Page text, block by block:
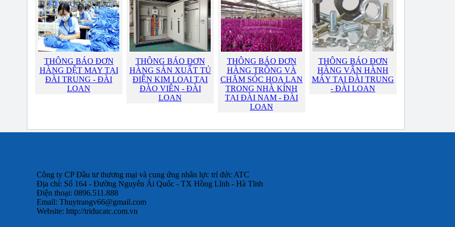
THÔNG BÁO ĐƠN
HÀNG DỆT MAY TẠI
ĐÀI TRUNG - ĐÀI
LOAN
THÔNG BÁO ĐƠN
HÀNG SẢN XUẤT TỦ
ĐIỆN KIM LOẠI TẠI
ĐÀO VIÊN - ĐÀI
LOAN
THÔNG BÁO ĐƠN
HÀNG TRỒNG VÀ
CHĂM SÓC HOA LAN
TRONG NHÀ KÍNH
TẠI ĐÀI NAM - ĐÀI
LOAN
THÔNG BÁO ĐƠN
HÀNG VẬN HÀNH
MÁY TẠI ĐÀI TRUNG
- ĐÀI LOAN
Công ty CP Đầu tư thương mại và cung ứng nhân lực trí đức ATC
Địa chỉ: Số 164 - Đường Nguyễn Ái Quốc - TX Hồng Lĩnh - Hà Tĩnh
Điện thoại: 0896.511.888
Email: Thuytrangv66@gmail.com
Website: http://triducatc.com.vn